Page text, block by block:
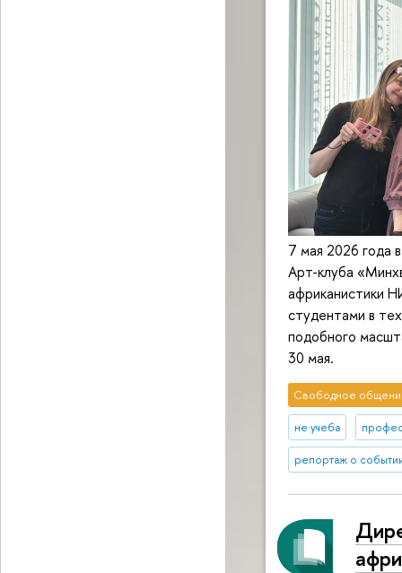
7 мая 2026 года
Арт-клуба
африканистики
студентами в
подобного
30 мая.
Свободное
не учеба
репортаж о